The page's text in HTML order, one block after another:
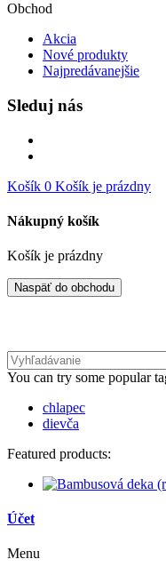
Obchod
Akcia
Nové produkty
Najpredávanejšie
Sleduj nás
Košík 0 Košík je prázdny
Nákupný košík
Košík je prázdny
Naspäť do obchodu
You can try some popular
chlapec
dievča
Featured products:
Účet
Menu